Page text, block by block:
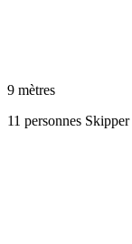
9 mètres
11 personnes Skipper